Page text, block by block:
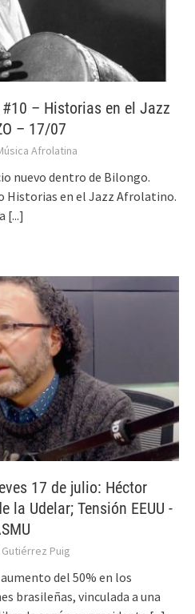
#10 – Historias en el Jazz
– 17/07
Afrolatina
nuevo dentro de Bilongo.
Historias en el Jazz Afrolatino.
[...]
17 de julio: Héctor
la Udelar; Tensión EEUU -
Puig
del 50% en los
brasileñas, vinculada a una